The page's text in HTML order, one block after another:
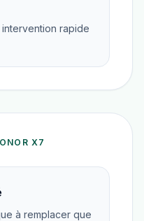
rapide
X7
à remplacer que